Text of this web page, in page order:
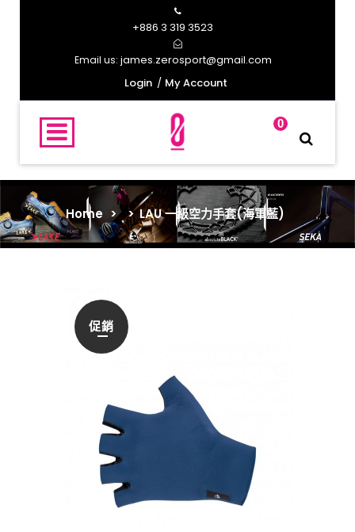
+886 3 319 3523
Email us: james.zerosport@gmail.com
Login
My Account
0
Home > >LAU 一級空力手套(海軍藍)
促銷